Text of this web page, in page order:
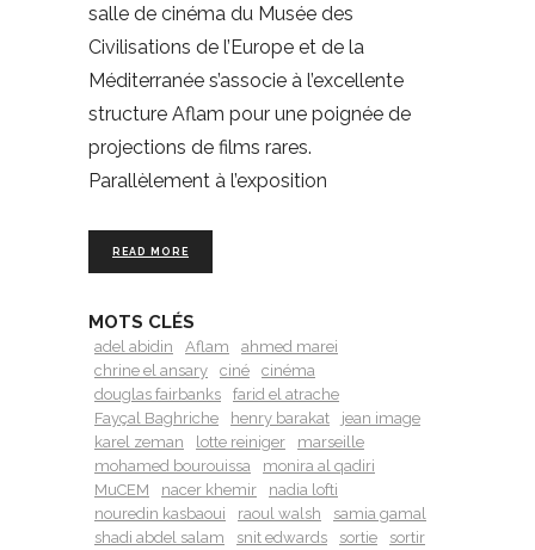
salle de cinéma du Musée des
Civilisations de l’Europe et de la
Méditerranée s’associe à l’excellente
structure Aflam pour une poignée de
projections de films rares.
Parallèlement à l’exposition
READ MORE
MOTS CLÉS
adel abidin Aflam
ahmed marei
chrine el ansary
ciné
cinéma
douglas fairbanks
farid el atrache
Fayçal Baghriche
henry barakat
jean image
karel zeman
lotte reiniger
marseille
mohamed bourouissa
monira al qadiri
MuCEM
nacer khemir
nadia lofti
nouredin kasbaoui
raoul walsh
samia gamal
shadi abdel salam
snit edwards sortie
sortir